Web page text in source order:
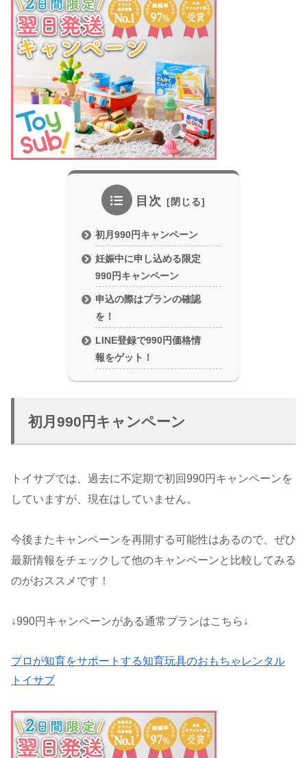
目次
初月990円キャンペーン
妊娠中に申し込める限定
990円キャンペーン
申込の際はプランの確認
を！
LINE登録で990円価格情
報をゲット！
初月990円キャンペーン
トイサブでは、過去に不定期で初回990円キャンペーンを
していますが、現在はしていません。
今後またキャンペーンを再開する可能性はあるので、ぜひ
最新情報をチェックして他のキャンペーンと比較してみる
のがおススメです！
↓990円キャンペーンがある通常プランはこちら↓
プロが知育をサポートする知育玩具のおもちゃレンタル
トイサブ